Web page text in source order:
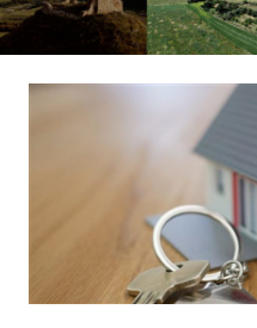
Ultime notizie